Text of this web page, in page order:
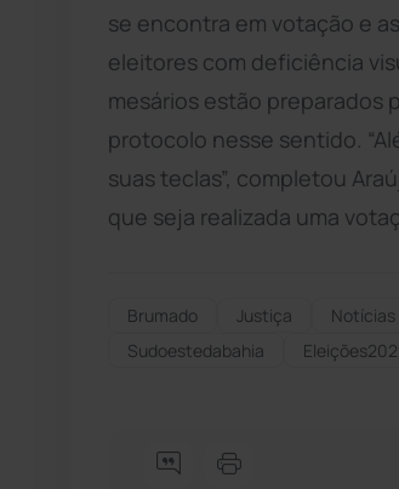
se encontra em votação e
eleitores com deficiência
mesários estão preparados
protocolo nesse sentido.
suas teclas”, completou
que seja realizada uma
Brumado Justiça Notícias
Sudoestedabahia